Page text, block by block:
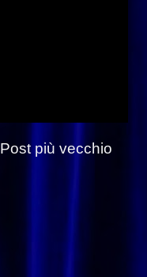
Post più vecchio